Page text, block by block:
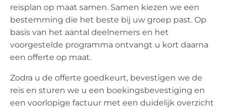
reisplan op maat samen. Samen kiezen we een
bestemming die het beste bij uw groep past. Op
basis van het aantal deelnemers en het
voorgestelde programma ontvangt u kort daarna
een offerte op maat.
Zodra u de offerte goedkeurt, bevestigen we de
reis en sturen we u een boekingsbevestiging en
een voorlopige factuur met een duidelijk overzicht